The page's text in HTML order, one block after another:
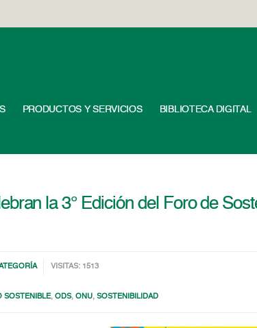
PRODUCTOS Y SERVICIOS BIBLIOTECA DIGITAL
la 3° Edición del Foro de
VISITAS: 1513
SOSTENIBLE,ODS,ONU,SOSTENIBILIDAD